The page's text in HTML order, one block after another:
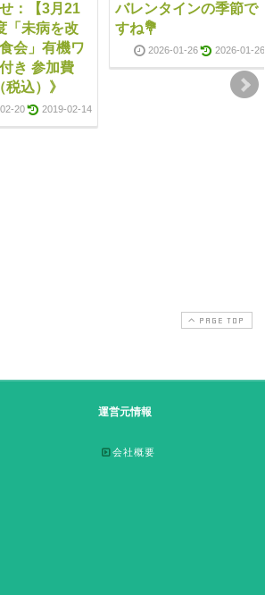
せ：【3月21
「未病を改
会」有機ワ
き 参加費
込）》
20 2019-02-14
バレンタインの季節で
すね💐
2026-01-26 2026-01-26
PAGE TOP
運営元情報
会社概要